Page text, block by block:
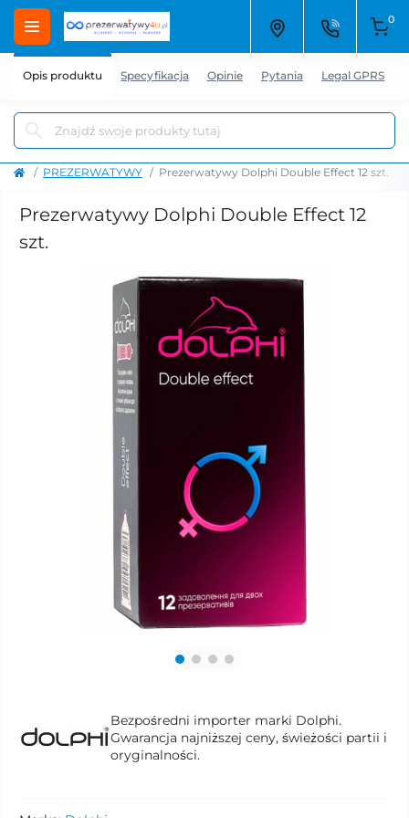
0
PREZERWATYWY Prezerwatywy Dolphi Double Effect 12 szt.
Prezerwatywy Dolphi Double Effect 12
szt.
Bezpośredni importer marki Dolphi.
Gwarancja najniższej ceny, świeżości partii i
oryginalności.
Opis produktu Specyfikacja Opinie Pytania Legal GPRS